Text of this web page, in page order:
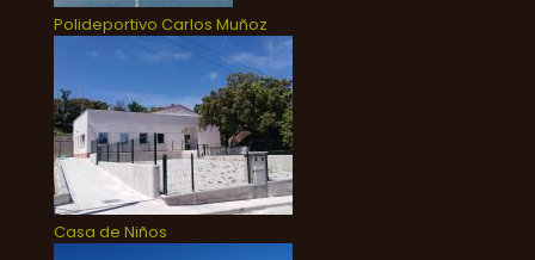
Polideportivo Carlos Muñoz
Casa de Niños